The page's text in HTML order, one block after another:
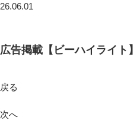
26.06.01
広告掲載【ビーハイライト】
戻る
次へ